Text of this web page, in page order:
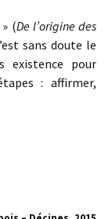
» (De l’origine des
sans doute le
existence pour
: affirmer,